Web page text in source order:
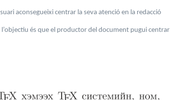
aconsegueixi centrar la seva atenció en la redacció
és que el productor del document pugui centrar